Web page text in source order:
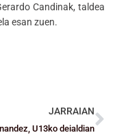
Candinak, taldea
esan zuen.
JARRAIAN
U13ko deialdian